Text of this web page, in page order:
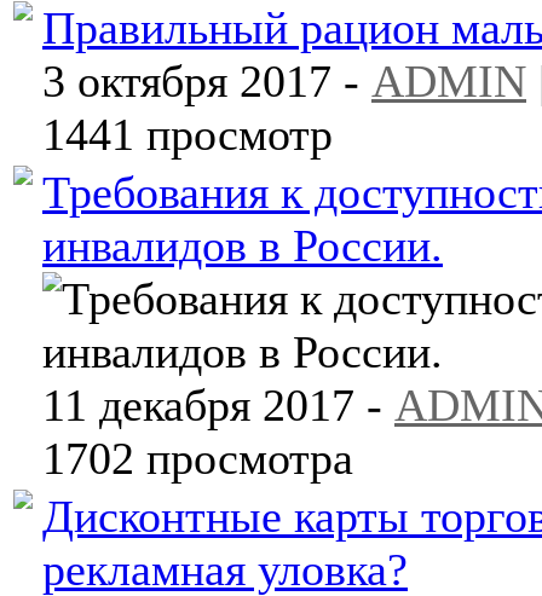
Правильный рацион
3 октября 2017 - ADMIN
1441 просмотр
Требования к
инвалидов в России.
11 декабря 2017 -
1702 просмотра
Дисконтные карты
рекламная уловка?